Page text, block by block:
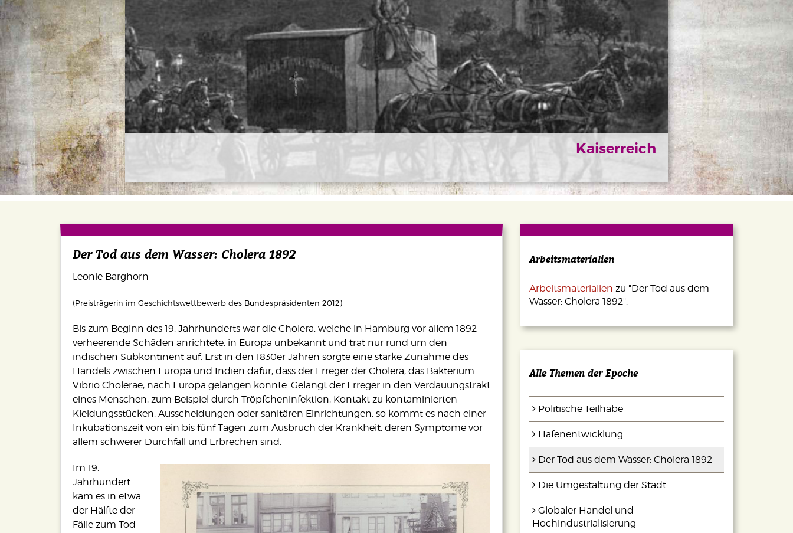
Kaiserreich
Der Tod aus dem Wasser: Cholera 1892
Leonie Barghorn
(Preisträgerin im Geschichtswettbewerb des Bundespräsidenten 2012)
Bis zum Beginn des 19. Jahrhunderts war die Cholera, welche in Hamburg vor allem 1892
verheerende Schäden anrichtete, in Europa unbekannt und trat nur rund um den
indischen Subkontinent auf. Erst in den 1830er Jahren sorgte eine starke Zunahme des
Handels zwischen Europa und Indien dafür, dass der Erreger der Cholera, das Bakterium
Vibrio Cholerae, nach Europa gelangen konnte. Gelangt der Erreger in den Verdauungstrakt
eines Menschen, zum Beispiel durch Tröpfcheninfektion, Kontakt zu kontaminierten
Kleidungsstücken, Ausscheidungen oder sanitären Einrichtungen, so kommt es nach einer
Inkubationszeit von ein bis fünf Tagen zum Ausbruch der Krankheit, deren Symptome vor
allem schwerer Durchfall und Erbrechen sind.
Im 19.
Jahrhundert
kam es in etwa
der Hälfte der
Fälle zum Tod
Arbeitsmaterialien
Arbeitsmaterialien zu "Der Tod aus dem
Wasser: Cholera 1892".
Alle Themen der Epoche
Politische Teilhabe
Hafenentwicklung
Der Tod aus dem Wasser: Cholera 1892
Die Umgestaltung der Stadt
Globaler Handel und
Hochindustrialisierung